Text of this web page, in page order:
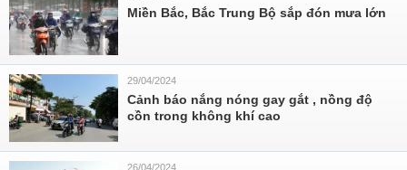
Miền Bắc, Bắc Trung Bộ sắp đón mưa lớn
29/04/2024
Cảnh báo nắng nóng gay gắt , nồng độ
cồn trong không khí cao
26/04/2024